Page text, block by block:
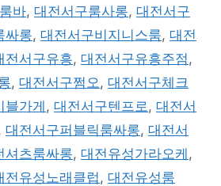
바, 대전서구룸사롱, 대전서구
싸롱, 대전서구비지니스룸, 대전
전서구유흥, 대전서구유흥주점,
, 대전서구쩜오, 대전서구체크
블가게 , 대전서구텐프로, 대전서
대전서구퍼블릭룸싸롱, 대전서
셔츠룸싸롱, 대전유성가라오케 ,
전유성노래클럽, 대전유성룸